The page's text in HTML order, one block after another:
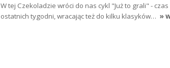
W tej Czekoladzie wróci do nas cykl "Już to grali" -
ostatnich tygodni, wracając też do kilku klasyków… »